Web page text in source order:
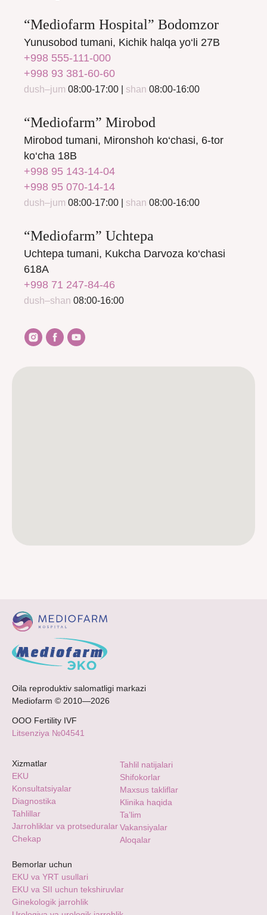
“Mediofarm Hospital” Bodomzor
Yunusobod tumani, Kichik halqa yo‘li 27B
+998 555-111-000
+998 93 381-60-60
dush–jum 08:00-17:00 | shan 08:00-16:00
“Mediofarm” Mirobod
Mirobod tumani, Mironshoh ko‘chasi, 6-tor
ko‘cha 18B
+998 95 143-14-04
+998 95 070-14-14
dush–jum 08:00-17:00 | shan 08:00-16:00
“Mediofarm” Uchtepa
Uchtepa tumani, Kukcha Darvoza ko‘chasi
618A
+998 71 247-84-46
dush–shan 08:00-16:00
ООО Fertility IVF
Litsenziya №04541
Tahlil natijalari
Shifokorlar
Maxsus takliflar
Klinika haqida
Ta’lim
Vakansiyalar
Aloqalar
Bemorlar uchun
EKU va YRT usullari
EKU va SII uchun tekshiruvlar
Ginekologik jarrohlik
Xizmatlar
EKU
Konsultatsiyalar
Diagnostika
Tahlillar
Jarrohliklar va protseduralar
Chekap
Oila reproduktiv salomatligi markazi
Mediofarm © 2010—2026